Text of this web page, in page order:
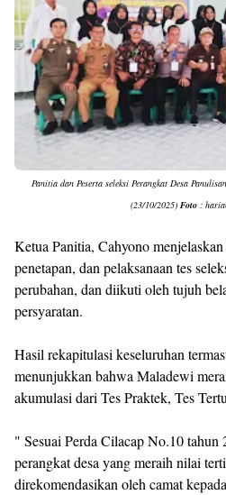
Panitia dan Peserta seleksi Perangkat Desa
(23/10/2025) Foto :
Ketua Panitia, Cahyono
penetapan, dan pelaksanaan tes
perubahan, dan diikuti oleh tujuh
persyaratan.
Hasil rekapitulasi keseluruhan
menunjukkan bahwa Maladewi
akumulasi dari Tes Praktek, Tes
" Sesuai Perda Cilacap No.10 tahun
perangkat desa yang meraih nilai
direkomendasikan oleh camat